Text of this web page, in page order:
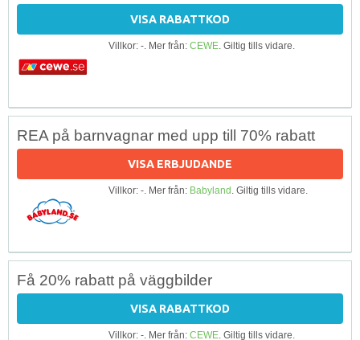
VISA RABATTKOD
Villkor: -. Mer från: CEWE. Giltig tills vidare.
REA på barnvagnar med upp till 70% rabatt
VISA ERBJUDANDE
Villkor: -. Mer från: Babyland. Giltig tills vidare.
Få 20% rabatt på väggbilder
VISA RABATTKOD
Villkor: -. Mer från: CEWE. Giltig tills vidare.